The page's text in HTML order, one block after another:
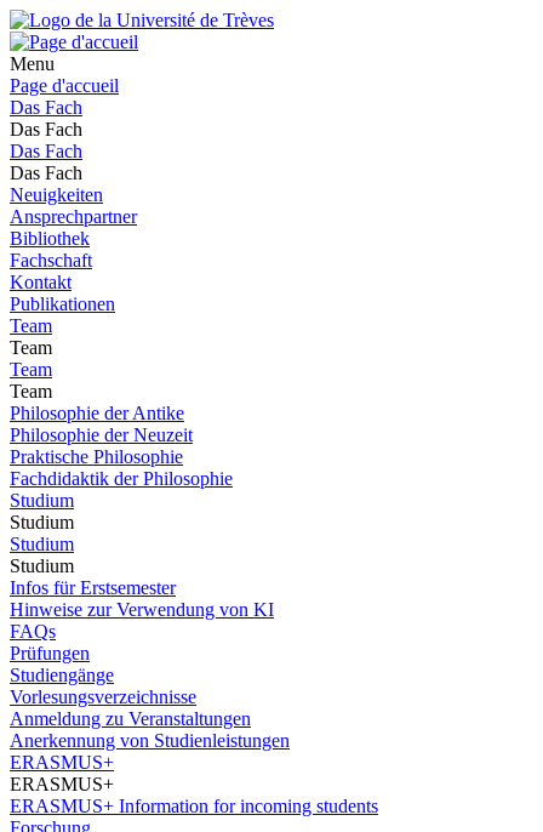
Menu
Page d'accueil
Das Fach
Das Fach
Das Fach
Das Fach
Neuigkeiten
Ansprechpartner
Bibliothek
Fachschaft
Kontakt
Publikationen
Team
Team
Team
Team
Philosophie der Antike
Philosophie der Neuzeit
Praktische Philosophie
Fachdidaktik der Philosophie
Studium
Studium
Studium
Studium
Infos für Erstsemester
Hinweise zur Verwendung von KI
FAQs
Prüfungen
Studiengänge
Vorlesungsverzeichnisse
Anmeldung zu Veranstaltungen
Anerkennung von Studienleistungen
ERASMUS+
ERASMUS+
ERASMUS+ Information for incoming students
Forschung